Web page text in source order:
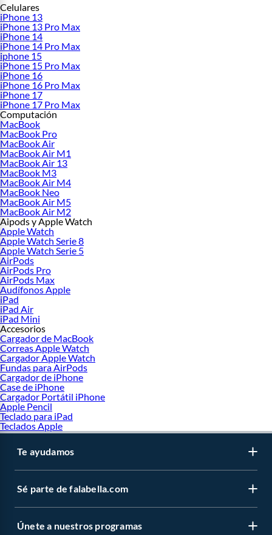
Celulares
iPhone 13
iPhone 13 Pro Max
iPhone 14
iPhone 14 Pro Max
iphone 15
iPhone 15 Pro Max
iPhone 16
iPhone 16 Pro Max
iPhone 17
iPhone 17 Pro Max
Computación
MacBook
MacBook Pro
MacBook Air
MacBook Air M1
MacBook Air 13
MacBook M3
MacBook Air M4
MacBook Neo
MacBook Air M5
MacBook Air M2
Aipods y Apple Watch
Apple Watch
Apple Watch Serie 8
Apple Watch Serie 5
AirPods
AirPods Pro
AirPods Max
Audífonos Apple
iPad
iPad Air
iPad Mini
Accesorios
Cargador de MacBook
Correas Apple Watch
Cargador Apple Watch
Fundas para AirPods
Cargador de iPhone
Case de iPhone
Cargador Portátil iPhone
Apple Pencil
Teclado para iPad
Teclados Apple
Te ayudamos
Sé parte de falabella.com
Únete a nuestros programas